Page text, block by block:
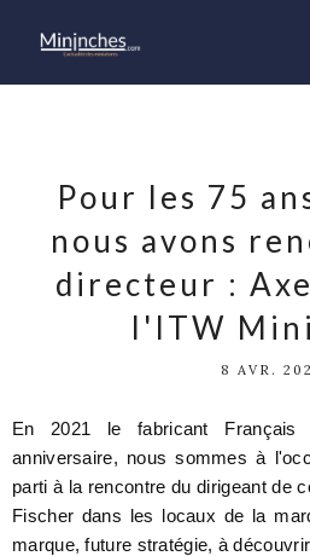
Pour les 75
nous avons
directeur :
l'ITW
8 AVR.
En 2021 le fabricant
anniversaire, nous sommes à
parti à la rencontre du dirigeant de
Fischer dans les locaux de la
marque, future stratégie, à